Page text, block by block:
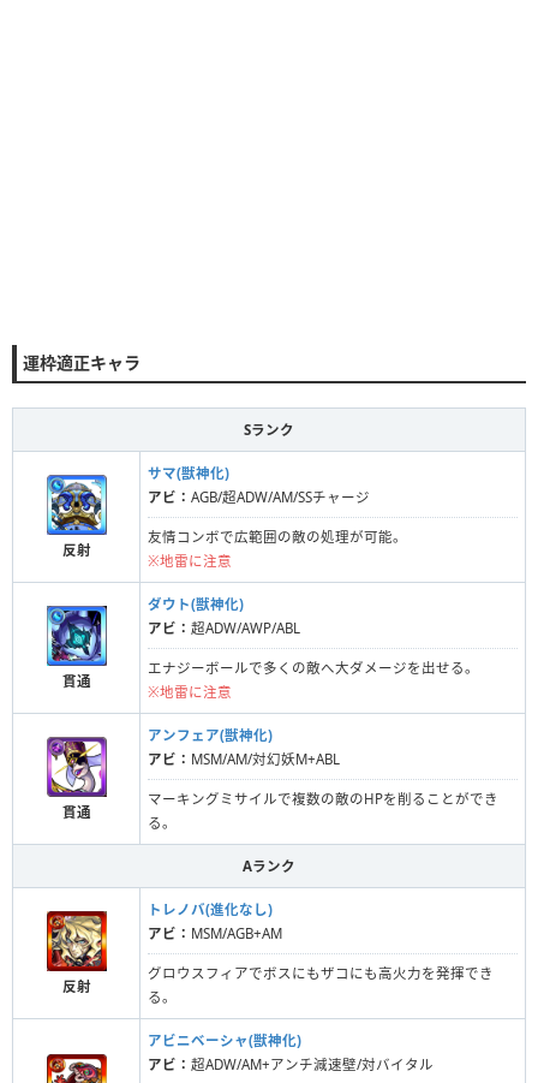
運枠適正キャラ
Sランク
反射
サマ(獣神化)
アビ： AGB/超ADW/AM/SSチャージ
友情コンボで広範囲の敵の処理が可能。
※地雷に注意
貫通
ダウト(獣神化)
アビ： 超ADW/AWP/ABL
エナジーボールで多くの敵へ大ダメージを出せる。
※地雷に注意
貫通
アンフェア(獣神化)
アビ： MSM/AM/対幻妖M+ABL
マーキングミサイルで複数の敵のHPを削ることができ
る。
Aランク
反射
トレノバ(進化なし)
アビ： MSM/AGB+AM
グロウスフィアでボスにもザコにも高火力を発揮でき
る。
アビニベーシャ(獣神化)
アビ： 超ADW/AM+アンチ減速壁/対バイタル